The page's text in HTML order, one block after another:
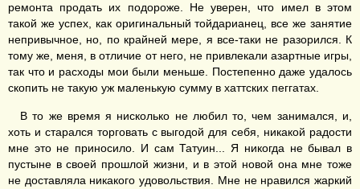
ремонта продать их подороже. Не уверен, что имел в этом
такой же успех, как оригинальный тойдарианец, все же занятие
непривычное, но, по крайней мере, я все-таки не разорился. К
тому же, меня, в отличие от него, не привлекали азартные игры,
так что и расходы мои были меньше. Постепенно даже удалось
скопить не такую уж маленькую сумму в хаттских пеггатах.
В то же время я нисколько не любил то, чем занимался, и,
хоть и старался торговать с выгодой для себя, никакой радости
мне это не приносило. И сам Татуин... Я никогда не бывал в
пустыне в своей прошлой жизни, и в этой новой она мне тоже
не доставляла никакого удовольствия. Мне не нравился жаркий